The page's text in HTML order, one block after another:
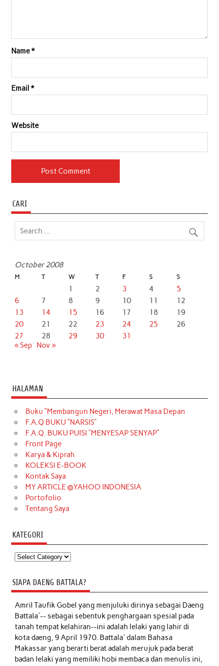
Name*
Email *
Website
CARI
October 2008
M T W T F S S
1 2 3 4
5
6
7 8 9 10 11
12
13
14 15 16 17 18
19
20
21 22 23 24 25
26
27
28 29 30
31
« Sep
Nov »
HALAMAN
Buku “Membangun Negeri, Merawat Masa Depan
F.A.Q BUKU “NARSIS”
F.A.Q. BUKU PUISI “MENYESAP SENYAP”
Front Page
Karya & Kiprah
KOLEKSI E-BOOK
Kontak Saya
MY ARTICLE @YAHOO INDONESIA
Portofolio
Tentang Saya
KATEGORI
Kategori
SIAPA DAENG BATTALA?
Amril Taufik Gobelyang menjuluki dirinya sebagai Daeng
Battala'-- sebagai sebentuk penghargaan spesial pada
tanah tempat kelahiran--ini adalah lelaki yang lahir di
kota daeng, 9 April 1970. Battala' dalam Bahasa
Makassar yang berarti berat adalah merujuk pada berat
badan lelaki yang memiliki hobi membaca dan menulis ini,